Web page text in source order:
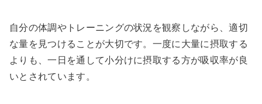
自分の体調やトレーニングの状況を観察しながら、適切
な量を見つけることが大切です。一度に大量に摂取する
よりも、一日を通して小分けに摂取する方が吸収率が良
いとされています。